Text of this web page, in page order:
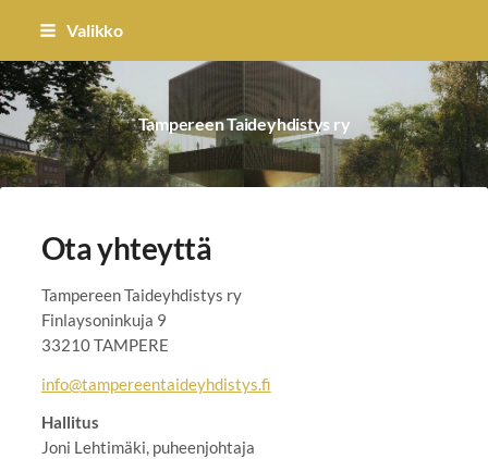
Siirry
sisältöön
Valikko
Tampereen Taideyhdistys ry
Ota yhteyttä
Tampereen Taideyhdistys ry
Finlaysoninkuja 9
33210 TAMPERE
info@tampereentaideyhdistys.fi
Hallitus
Joni Lehtimäki, puheenjohtaja